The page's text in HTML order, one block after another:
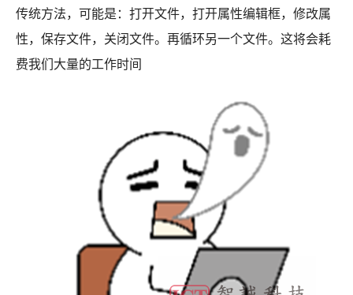
传统方法，可能是：打开文件，打开属性编辑框，修改属
性，保存文件，关闭文件。再循环另一个文件。这将会耗
费我们大量的工作时间